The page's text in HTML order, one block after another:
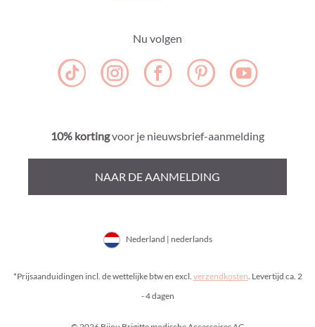
Nu volgen
10% kortingvoor je nieuwsbrief-aanmelding
NAAR DE AANMELDING
Nederland | nederlands
*Prijsaanduidingen incl. de wettelijke btw en excl. verzendkosten. Levertijd ca. 2
- 4 dagen